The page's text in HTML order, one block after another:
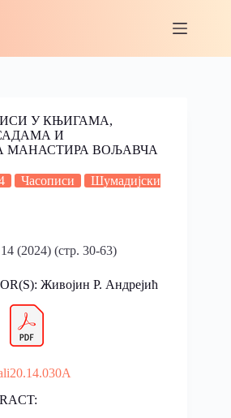
У КЊИГАМА,
И
МАНАСТИРА ВОЉАВЧA
Часописи
Шумадијски
(2024) (стр. 30-63)
Живојин Р. Андрејић